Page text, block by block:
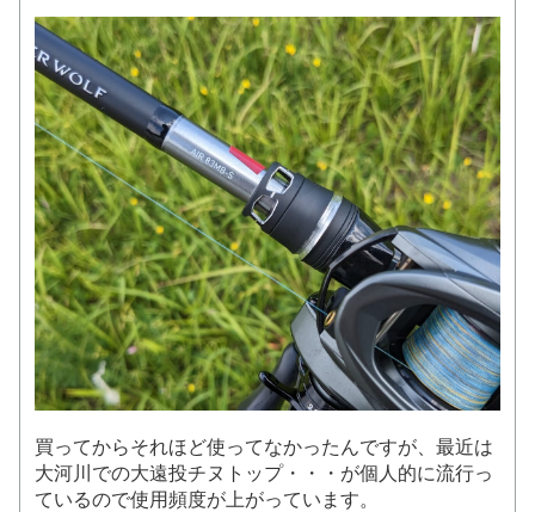
買ってからそれほど使ってなかったんですが、最近は
大河川での大遠投チヌトップ・・・が個人的に流行っ
ているので使用頻度が上がっています。